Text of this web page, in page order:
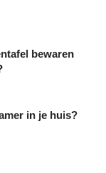
bewaren
in je huis?